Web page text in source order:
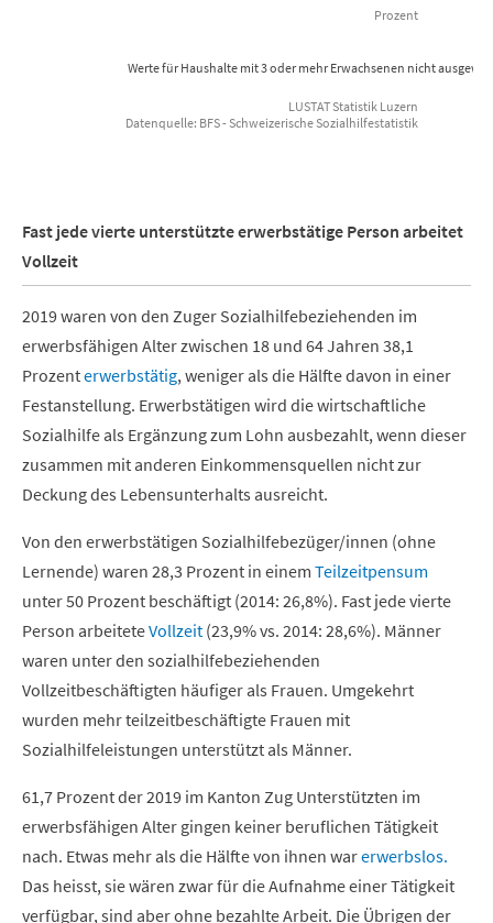
Werte für Haushalte mit 3 oder mehr Erwachsenen nicht
Prozent
LUSTAT Statistik Luzern
Datenquelle: BFS - Schweizerische Sozialhilfestatistik
Fast jede vierte unterstützte erwerbstätige Person arbeitet
Vollzeit
2019 waren von den Zuger Sozialhilfebeziehenden im
erwerbsfähigen Alter zwischen 18 und 64 Jahren 38,1
Prozenterwerbstätig, weniger als die Hälfte davon in einer
Festanstellung. Erwerbstätigen wird die wirtschaftliche
Sozialhilfe als Ergänzung zum Lohn ausbezahlt, wenn dieser
zusammen mit anderen Einkommensquellen nicht zur
Deckung des Lebensunterhalts ausreicht.
Von den erwerbstätigen Sozialhilfebezüger/innen (ohne
Lernende) waren 28,3 Prozent in einem Teilzeitpensum
unter 50 Prozent beschäftigt (2014: 26,8%). Fast jede vierte
Person arbeiteteVollzeit (23,9% vs. 2014: 28,6%). Männer
waren unter den sozialhilfebeziehenden
Vollzeitbeschäftigten häufiger als Frauen. Umgekehrt
wurden mehr teilzeitbeschäftigte Frauen mit
Sozialhilfeleistungen unterstützt als Männer.
61,7 Prozent der 2019 im Kanton Zug Unterstützten im
erwerbsfähigen Alter gingen keiner beruflichen Tätigkeit
nach. Etwas mehr als die Hälfte von ihnen warerwerbslos.
Das heisst, sie wären zwar für die Aufnahme einer Tätigkeit
verfügbar, sind aber ohne bezahlte Arbeit. Die Übrigen der